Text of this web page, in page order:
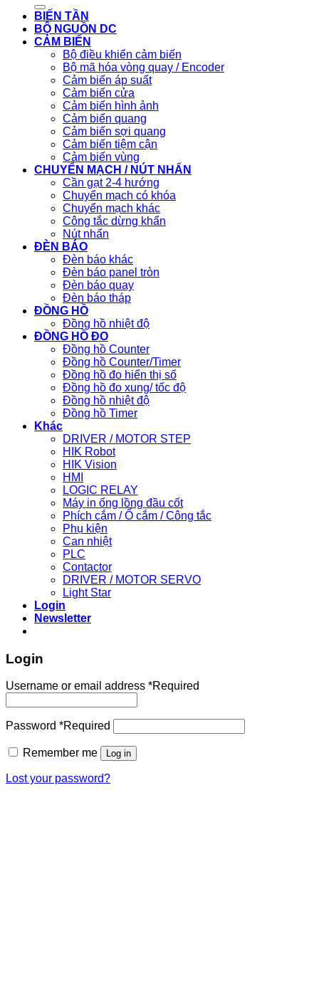
BIẾN TẦN
BỘ NGUỒN DC
CẢM BIẾN
Bộ điều khiển cảm biến
Bộ mã hóa vòng quay / Encoder
Cảm biến áp suất
Cảm biến cửa
Cảm biến hình ảnh
Cảm biến quang
Cảm biến sợi quang
Cảm biến tiệm cận
Cảm biến vùng
CHUYỂN MẠCH / NÚT NHẤN
Cần gạt 2-4 hướng
Chuyển mạch có khóa
Chuyển mạch khác
Công tắc dừng khẩn
Nút nhấn
ĐÈN BÁO
Đèn báo khác
Đèn báo panel tròn
Đèn báo quay
Đèn báo tháp
ĐỒNG HỒ
Đồng hồ nhiệt độ
ĐỒNG HỒ ĐO
Đồng hồ Counter
Đồng hồ Counter/Timer
Đồng hồ đo hiển thị số
Đồng hồ đo xung/ tốc độ
Đồng hồ nhiệt độ
Đồng hồ Timer
Khác
DRIVER / MOTOR STEP
HIK Robot
HIK Vision
HMI
LOGIC RELAY
Máy in ống lồng đầu cốt
Phích cắm / Ổ cắm / Công tắc
Phụ kiện
Can nhiệt
PLC
Contactor
DRIVER / MOTOR SERVO
Light Star
Login
Newsletter
Login
Username or email address *Required
Password *Required
Remember me Log in
Lost your password?